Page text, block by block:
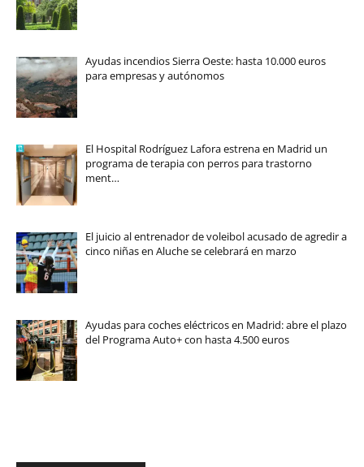
Ayudas incendios Sierra Oeste: hasta 10.000 euros
para empresas y autónomos
El Hospital Rodríguez Lafora estrena en Madrid un
programa de terapia con perros para trastorno
ment…
El juicio al entrenador de voleibol acusado de agredir a
cinco niñas en Aluche se celebrará en marzo
Ayudas para coches eléctricos en Madrid: abre el plazo
del Programa Auto+ con hasta 4.500 euros